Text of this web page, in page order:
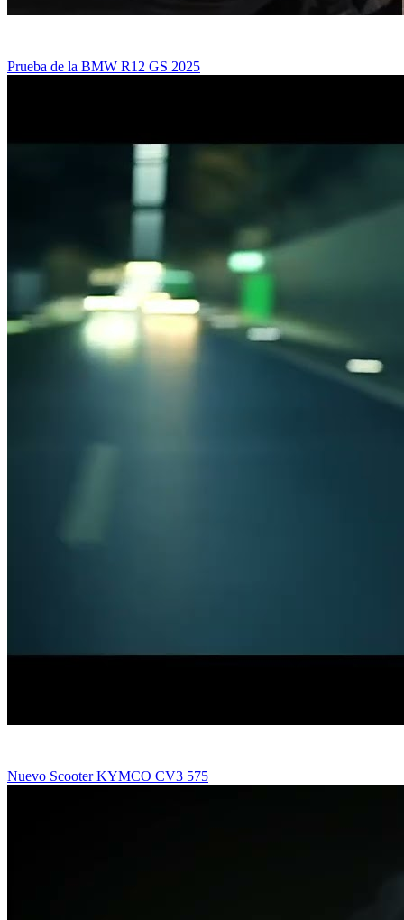
Prueba de la BMW R12 GS 2025
Nuevo Scooter KYMCO CV3 575